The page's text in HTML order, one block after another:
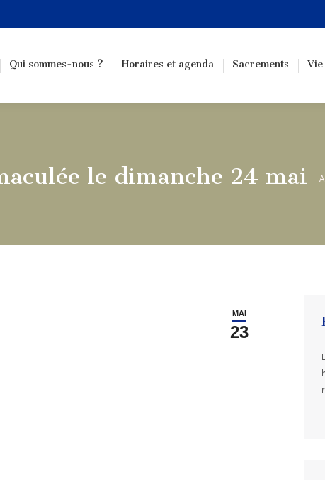
Qui sommes-nous ? Horaires et agenda Sacrements Vie
le dimanche 24 mai
MAI
23